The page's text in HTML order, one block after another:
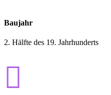
Baujahr
2. Hälfte des 19. Jahrhunderts
